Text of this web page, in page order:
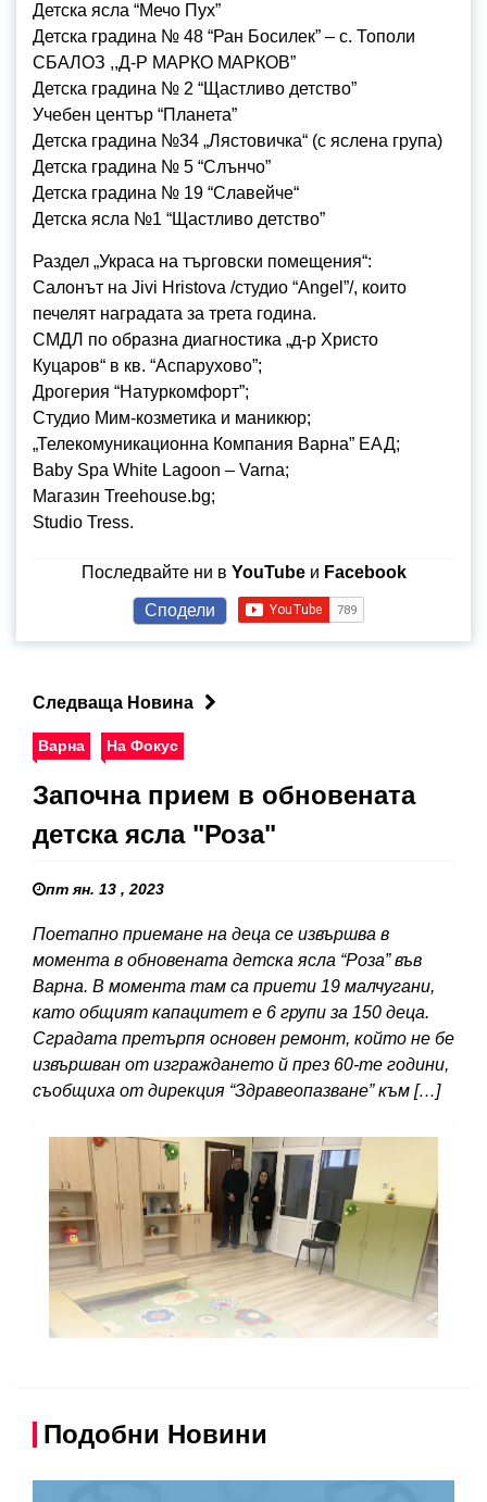
Детска ясла “Мечо Пух”
Детска градина № 48 “Ран Босилек” – с. Тополи
СБАЛОЗ ,,Д-Р МАРКО МАРКОВ”
Детска градина № 2 “Щастливо детство”
Учебен център “Планета”
Детска градина №34 „Лястовичка“ (с яслена група)
Детска градина № 5 “Слънчо”
Детска градина № 19 “Славейче“
Детска ясла №1 “Щастливо детство”
Раздел „Украса на търговски помещения“:
Салонът на Jivi Hristova /студио “Angel”/, които
печелят наградата за трета година.
СМДЛ по образна диагностика „д-р Христо
Куцаров“ в кв. “Аспарухово”;
Дрогерия “Натуркомфорт”;
Студио Мим-козметика и маникюр;
„Телекомуникационна Компания Варна” ЕАД;
Baby Spa White Lagoon – Varna;
Магазин Treehouse.bg;
Studio Tress.
Последвайте ни в YouTubeи Facebook
Сподели
Следваща Новина
Варна На Фокус
Започна прием в обновената
детска ясла "Роза"
пт ян. 13 , 2023
Поетапно приемане на деца се извършва в
момента в обновената детска ясла “Роза” във
Варна. В момента там са приети 19 малчугани,
като общият капацитет е 6 групи за 150 деца.
Сградата претърпя основен ремонт, който не бе
извършван от изграждането й през 60-те години,
съобщиха от дирекция “Здравеопазване” към […]
Подобни Новини